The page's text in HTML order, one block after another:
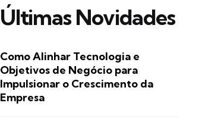
Últimas Novidades
Como Alinhar Tecnologia e
Objetivos de Negócio para
Impulsionar o Crescimento da
Empresa